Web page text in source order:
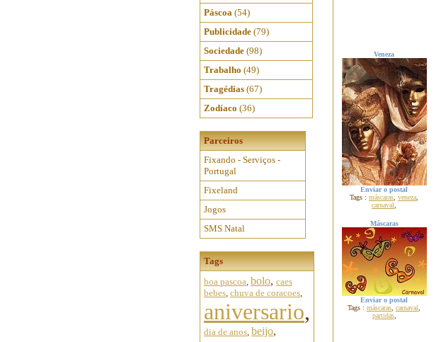
Páscoa (54)
Publicidade (79)
Sociedade (98)
Trabalho (49)
Tragédias (67)
Zodíaco (36)
Parceiros
Fixando - Serviços -
Portugal
Fixeland
Jogos
SMS Natal
Tags
boa pascoa, bolo, caes
bebes, chuva de coracoes,
aniversario,
dia de anos, beijo,
Veneza
Enviar o postal
Tags : máscaras veneza
carnaval
Máscaras
Enviar o postal
Tags : máscaras carnaval
partidas,